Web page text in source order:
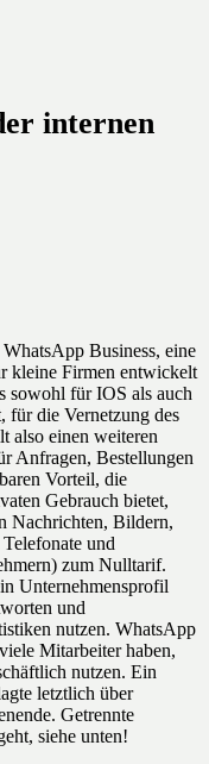
internen
Business, eine
kleine Firmen entwickelt
sowohl für IOS als auch
für die Vernetzung des
also einen weiteren
Anfragen, Bestellungen
Vorteil, die
Gebrauch bietet,
Nachrichten, Bildern,
und
zum Nulltarif.
Unternehmensprofil
und
nutzen. WhatsApp
Mitarbeiter haben,
nutzen. Ein
letztlich über
Getrennte
siehe unten!